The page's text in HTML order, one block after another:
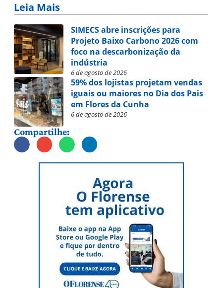
Leia Mais
SIMECS abre inscrições para
Projeto Baixo Carbono 2026 com
foco na descarbonização da
indústria
6 de agosto de 2026
59% dos lojistas projetam vendas
iguais ou maiores no Dia dos Pais
em Flores da Cunha
6 de agosto de 2026
Compartilhe: